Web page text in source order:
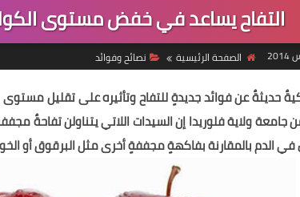
التفاح يساعد في خفض مستوى
الصفحة الرئيسية نصائح وفوائد
حديثةٌ عن فوائد جديدةٍ للتفاح وتأثيره على تقليل
ولاية فلوريدا إن السيدات اللاتي يتناولن تفاحةٌ
الدم بالمقارنة بفاكهةٍ مجففةٍ أخرى مثل البرقوق أو